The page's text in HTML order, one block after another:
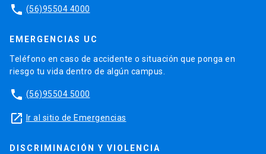
phone (56)95504 4000
EMERGENCIAS UC
Teléfono en caso de accidente o situación que ponga en
riesgo tu vida dentro de algún campus.
phone (56)95504 5000
launch Ir al sitio de Emergencias
DISCRIMINACIÓN Y VIOLENCIA